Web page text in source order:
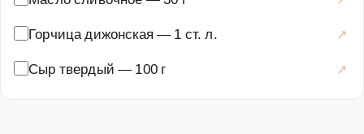
Горчица дижонская — 1 ст. л.
Сыр твердый — 100 г